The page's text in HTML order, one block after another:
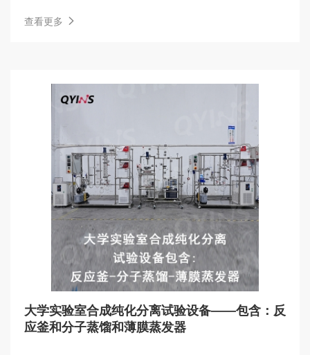
查看更多
大学实验室合成纯化分离试验设备——包含：反
应釜和分子蒸馏和薄膜蒸发器